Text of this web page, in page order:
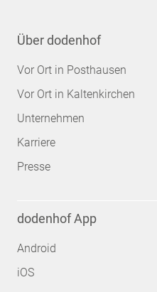
Über dodenhof
Vor Ort in Posthausen
Vor Ort in Kaltenkirchen
Unternehmen
Karriere
Presse
dodenhof App
Android
iOS